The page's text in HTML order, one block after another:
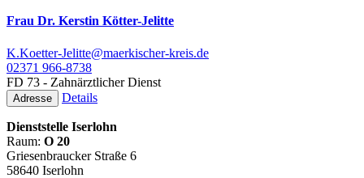
Frau Dr. Kerstin Kötter-Jelitte
K.Koetter-Jelitte@maerkischer-kreis.de
02371 966-8738
FD 73 - Zahnärztlicher Dienst
Adresse Details
Dienststelle Iserlohn
Raum: O 20
Griesenbraucker Straße 6
58640 Iserlohn